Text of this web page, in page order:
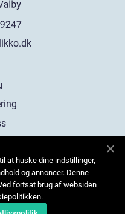
oss
at huske dine indstillinger,
og annoncer. Denne
fortsat brug af websiden